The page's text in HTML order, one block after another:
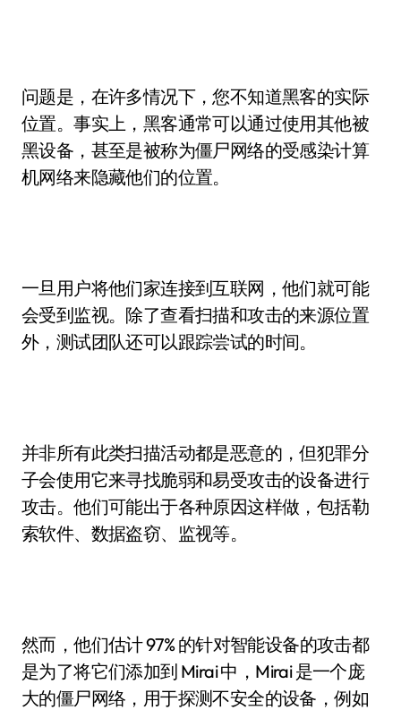
问题是，在许多情况下，您不知道黑客的实际
位置。事实上，黑客通常可以通过使用其他被
黑设备，甚至是被称为僵尸网络的受感染计算
机网络来隐藏他们的位置。
一旦用户将他们家连接到互联网，他们就可能
会受到监视。除了查看扫描和攻击的来源位置
外，测试团队还可以跟踪尝试的时间。
并非所有此类扫描活动都是恶意的，但犯罪分
子会使用它来寻找脆弱和易受攻击的设备进行
攻击。他们可能出于各种原因这样做，包括勒
索软件、数据盗窃、监视等。
然而，他们估计 97% 的针对智能设备的攻击都
是为了将它们添加到 Mirai 中，Mirai 是一个庞
大的僵尸网络，用于探测不安全的设备，例如